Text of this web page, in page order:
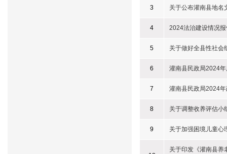
3 关于公布灌南县地名
4 2024法治建设情况报
5 关于做好全县性社会
6 灌南县民政局2024
7 灌南县民政局2024
8 关于调整收养评估小
9 关于加强困境儿童心
关于印发《灌南县养